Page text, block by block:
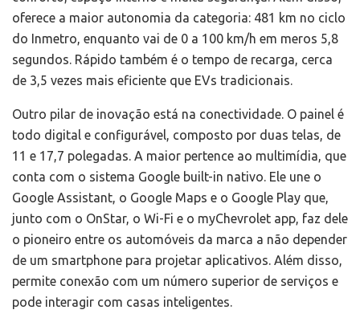
oferece a maior autonomia da categoria: 481 km no ciclo
do Inmetro, enquanto vai de 0 a 100 km/h em meros 5,8
segundos. Rápido também é o tempo de recarga, cerca
de 3,5 vezes mais eficiente que EVs tradicionais.
Outro pilar de inovação está na conectividade. O painel é
todo digital e configurável, composto por duas telas, de
11 e 17,7 polegadas. A maior pertence ao multimídia, que
conta com o sistema Google built-in nativo. Ele une o
Google Assistant, o Google Maps e o Google Play que,
junto com o OnStar, o Wi-Fi e o myChevrolet app, faz dele
o pioneiro entre os automóveis da marca a não depender
de um smartphone para projetar aplicativos. Além disso,
permite conexão com um número superior de serviços e
pode interagir com casas inteligentes.